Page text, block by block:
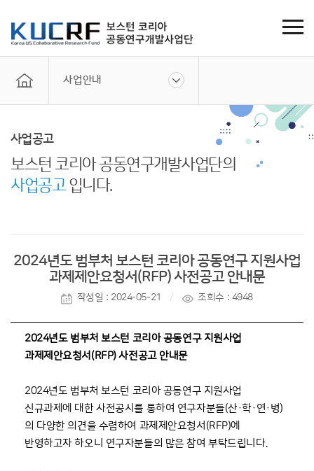
사업안내
사업공고
보스턴 코리아 공동연구개발사업단의
사업공고입니다.
2024년도 범부처 보스턴 코리아 공동연구 지원사업
과제제안요청서(RFP) 사전공고 안내문
작성일 : 2024-05-21 조회수 : 4948
2024년도 범부처 보스턴 코리아 공동연구 지원사업
과제제안요청서(RFP) 사전공고 안내문
2024년도 범부처 보스턴 코리아 공동연구 지원사업
신규과제에 대한 사전공시를 통하여 연구자분들(산·학·연·병)
의 다양한 의견을 수렴하여 과제제안요청서(RFP)에
반영하고자 하오니 연구자분들의 많은 참여 부탁드립니다.